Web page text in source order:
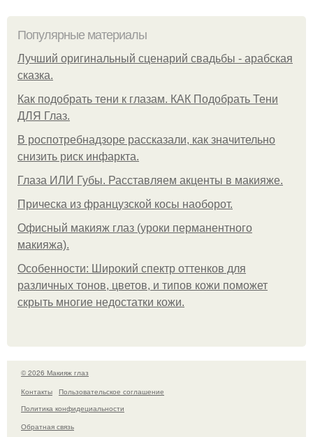
Популярные материалы
Лучший оригинальный сценарий свадьбы - арабская
сказка.
Как подобрать тени к глазам. КАК Подобрать Тени
ДЛЯ Глаз.
В роспотребнадзоре рассказали, как значительно
снизить риск инфаркта.
Глаза ИЛИ Губы. Расставляем акценты в макияже.
Прическа из французской косы наоборот.
Офисный макияж глаз (уроки перманентного
макияжа).
Особенности: Широкий спектр оттенков для
различных тонов, цветов, и типов кожи поможет
скрыть многие недостатки кожи.
© 2026 Макияж глаз
Контакты
Пользовательское соглашение
Политика конфидециальности
Обратная связь